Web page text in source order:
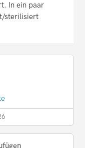
In ein paar
sterilisiert